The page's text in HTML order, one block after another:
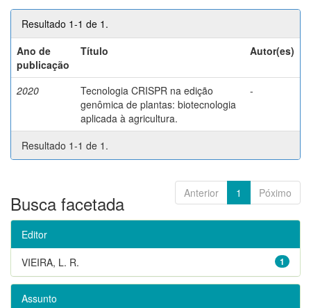
Resultado 1-1 de 1.
Ano de
publicação
Título Autor(es)
2020
Tecnologia CRISPR na edição
genômica de plantas: biotecnologia
aplicada à agricultura.
-
Resultado 1-1 de 1.
Anterior 1 Póximo
Busca facetada
Editor
1
VIEIRA, L. R.
Assunto